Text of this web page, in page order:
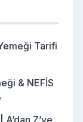
Tarifi
& NEFİS
Z’ye